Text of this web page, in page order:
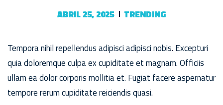
ABRIL 25, 2025 TRENDING
Tempora nihil repellendus adipisci adipisci nobis. Excepturi
quia doloremque culpa ex cupiditate et magnam. Officiis
ullam ea dolor corporis mollitia et. Fugiat facere aspernatur
tempore rerum cupiditate reiciendis quasi.